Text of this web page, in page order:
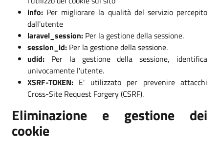
info: Per migliorare la qualità del servizio percepito
dall'utente
laravel_session: Per la gestione della sessione.
session_id: Per la gestione della sessione.
udid: Per la gestione della sessione, identifica
univocamente l'utente.
XSRF-TOKEN: E' utilizzato per prevenire attacchi
Cross-Site Request Forgery (CSRF).
Eliminazione e gestione dei
cookie